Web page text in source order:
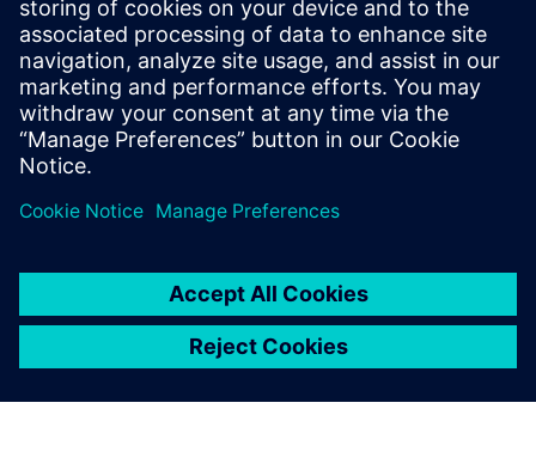
Mais informações
Pré-requisitos
nenhum